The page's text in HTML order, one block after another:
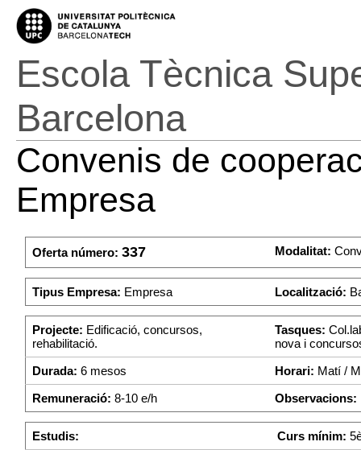
Escola Tècnica
Barcelona
Convenis de
Empresa
Oferta número: 337 Modalitat:
Tipus Empresa: Empresa Localització:
Projecte: Edificació, concursos,
rehabilitació.
Tasques:
nova i
Durada: 6 mesos Horari: Matí /
Remuneració: 8-10 e/h Observacions:
Estudis: Curs mínim: